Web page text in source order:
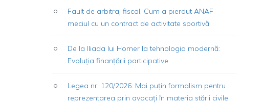
Fault de arbitraj fiscal. Cum a pierdut ANAF
meciul cu un contract de activitate sportivă
De la Iliada lui Homer la tehnologia modernă:
Evoluția finanțării participative
Legea nr. 120/2026: Mai puțin formalism pentru
reprezentarea prin avocați în materia stării civile